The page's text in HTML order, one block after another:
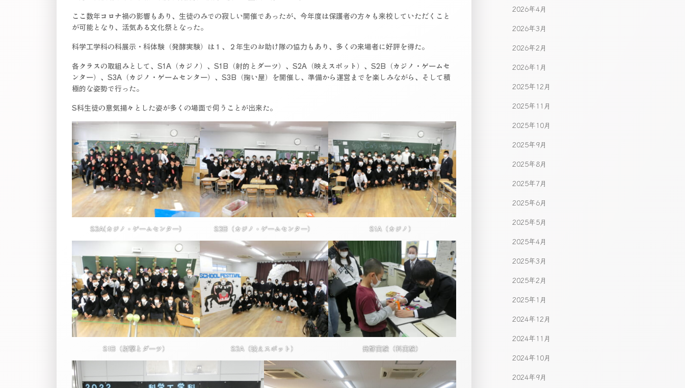
ここ数年コロナ禍の影響もあり、生徒のみでの寂しい開催であったが、今年度は保護者の方々も来校していただくこと
が可能となり、活気ある文化祭となった。
科学工学科の科展示・科体験（発酵実験）は１、２年生のお助け隊の協力もあり、多くの来場者に好評を得た。
各クラスの取組みとして、S1A（カジノ）、S1B（射的とダーツ）、S2A（映えスポット）、S2B（カジノ・ゲームセ
ンター）、S3A（カジノ・ゲームセンター）、S3B（掬い屋）を開催し、準備から運営までを楽しみながら、そして積
極的な姿勢で行った。
S科生徒の意気揚々とした姿が多くの場面で伺うことが出来た。
S3A(カジノ・ゲームセンター) S2B（カジノ・ゲームセンター） S1A（カジノ）
S1B（射撃とダーツ） S2A（映えスポット） 発酵実験（科実験）
2026年4月
2026年3月
2026年2月
2026年1月
2025年12月
2025年11月
2025年10月
2025年9月
2025年8月
2025年7月
2025年6月
2025年5月
2025年4月
2025年3月
2025年2月
2025年1月
2024年12月
2024年11月
2024年10月
2024年9月